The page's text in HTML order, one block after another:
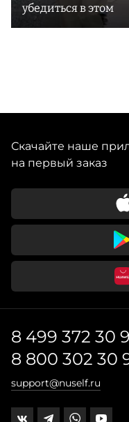
убедиться в этом
Скачайте наше
на первый заказ
8 499 372 30
8 800 302 30
support@nuself.ru